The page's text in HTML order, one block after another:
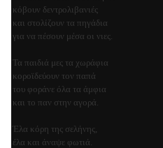
κόβουν δεντρολιβανιές
και στολίζουν τα πηγάδια
για να πέσουν μέσα οι νιες.
Τα παιδιά μες τα χωράφια
κοροϊδεύουν τον παπά
του φοράνε όλα τα άμφια
και το παν στην αγορά.
Έλα κόρη της σελήνης,
έλα και άναψε φωτιά.